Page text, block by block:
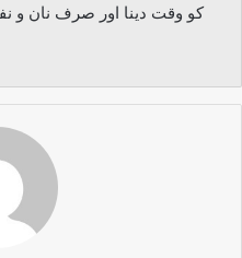
کو وقت دینا اور صرف نان و